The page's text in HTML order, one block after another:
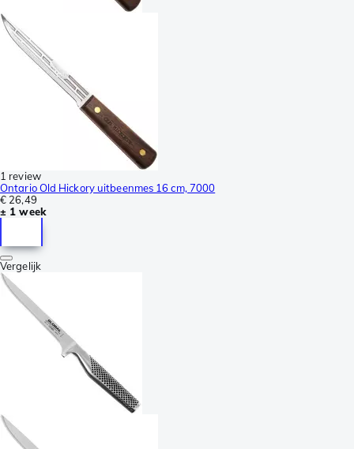
1 review
Ontario Old Hickory uitbeenmes 16 cm, 7000
€ 26,49
± 1 week
Vergelijk